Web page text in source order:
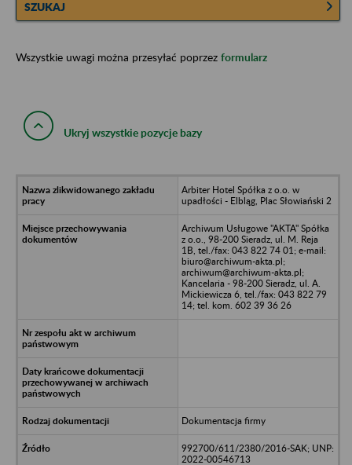
SZUKAJ
Wszystkie uwagi można przesyłać poprzez formularz
Ukryj wszystkie pozycje bazy
Arbiter Hotel Spółka z o.o. w
upadłości - Elbląg, Plac Słowiański 2
Archiwum Usługowe "AKTA" Spółka
z o.o., 98-200 Sieradz, ul. M. Reja
1B, tel./fax: 043 822 74 01; e-mail:
biuro@archiwum-akta.pl;
archiwum@archiwum-akta.pl;
Kancelaria - 98-200 Sieradz, ul. A.
Mickiewicza 6, tel./fax: 043 822 79
14; tel. kom. 602 39 36 26
Dokumentacja firmy
992700/611/2380/2016-SAK; UNP:
2022-00546713